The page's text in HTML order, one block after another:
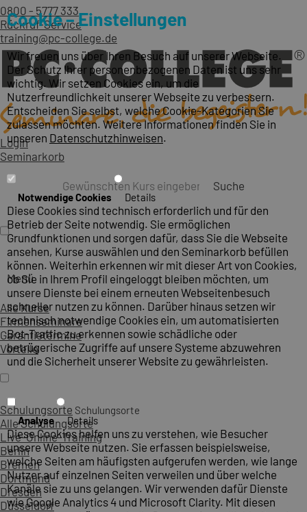
0800 - 5777 333
Rückruf-Service
training@pc-college.de
Login
Seminarkorb
Suche
Menü
Alle Kurse
Firmenseminare
Garantietermine
Vorteile
Schulungsorte Schulungsorte
Alle Schulungsorte
Live-Online-Training
Berlin
Bremen
Dortmund
Dresden
Düsseldorf
Cookie – Einstellungen
Wir freuen uns über Ihren Besuch auf unserer Webseite.
Der Schutz Ihrer personenbezogenen Daten ist uns sehr
wichtig. Wir setzen Cookies ein, um die
Nutzerfreundlichkeit unserer Webseite zu verbessern.
Entscheiden Sie selbst, welche Cookie-Kategorien Sie
zulassen möchten. Weitere Informationen finden Sie in
unseren Datenschutzhinweisen.
Notwendige Cookies Details
Diese Cookies sind technisch erforderlich und für den
Betrieb der Seite notwendig. Sie ermöglichen
Grundfunktionen und sorgen dafür, dass Sie die Webseite
ansehen, Kurse auswählen und den Seminarkorb befüllen
können. Weiterhin erkennen wir mit dieser Art von Cookies,
ob Sie in Ihrem Profil eingeloggt bleiben möchten, um
unsere Dienste bei einem erneuten Webseitenbesuch
schneller nutzen zu können. Darüber hinaus setzen wir
technisch notwendige Cookies ein, um automatisierten
Bot-Traffic zu erkennen sowie schädliche oder
betrügerische Zugriffe auf unsere Systeme abzuwehren
und die Sicherheit unserer Website zu gewährleisten.
Analyse Details
Diese Cookies helfen uns zu verstehen, wie Besucher
unsere Webseite nutzen. Sie erfassen beispielsweise,
welche Seiten am häufigsten aufgerufen werden, wie lange
Nutzer auf einzelnen Seiten verweilen und über welche
Kanäle sie zu uns gelangen. Wir verwenden dafür Dienste
wie Google Analytics 4 und Microsoft Clarity. Mit diesen